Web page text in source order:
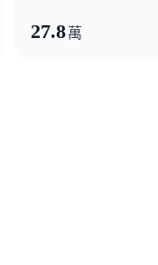
27.8萬